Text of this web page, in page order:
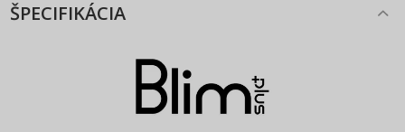
ŠPECIFIKÁCIA